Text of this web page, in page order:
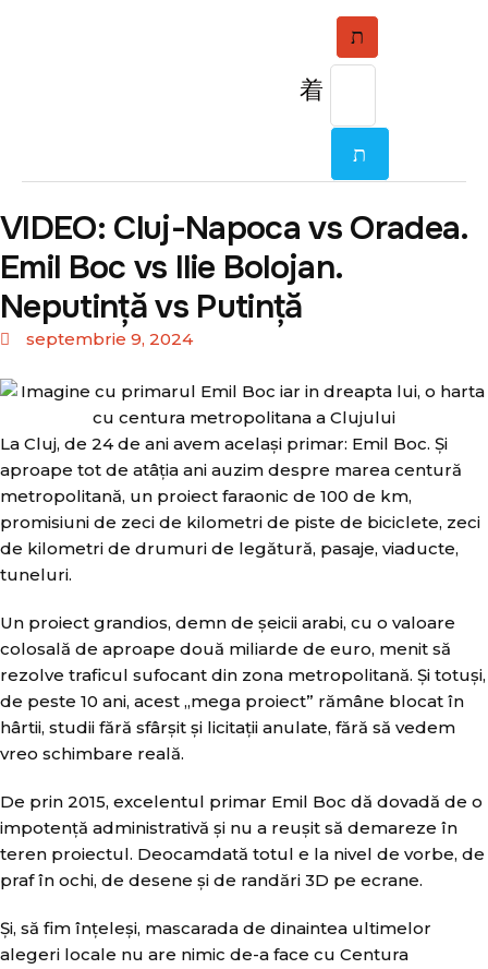
VIDEO: Cluj-Napoca vs Oradea.
Emil Boc vs Ilie Bolojan.
Neputință vs Putință
septembrie 9, 2024
La Cluj, de 24 de ani avem același primar: Emil Boc. Și
aproape tot de atâția ani auzim despre marea centură
metropolitană, un proiect faraonic de 100 de km,
promisiuni de zeci de kilometri de piste de biciclete, zeci
de kilometri de drumuri de legătură, pasaje, viaducte,
tuneluri.
Un proiect grandios, demn de șeicii arabi, cu o valoare
colosală de aproape două miliarde de euro, menit să
rezolve traficul sufocant din zona metropolitană. Și totuși,
de peste 10 ani, acest „mega proiect” rămâne blocat în
hârtii, studii fără sfârșit și licitații anulate, fără să vedem
vreo schimbare reală.
De prin 2015, excelentul primar Emil Boc dă dovadă de o
impotență administrativă și nu a reușit să demareze în
teren proiectul. Deocamdată totul e la nivel de vorbe, de
praf în ochi, de desene și de randări 3D pe ecrane.
Și, să fim înțeleși, mascarada de dinaintea ultimelor
alegeri locale nu are nimic de-a face cu Centura